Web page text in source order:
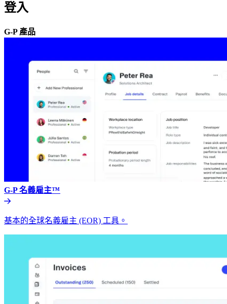
登入​​
G-P 產品​​
G-P 名義雇主™​​
基本的全球名義雇主 (EOR) 工具。​​